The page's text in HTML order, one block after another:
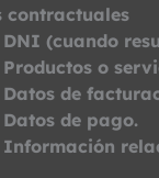
contractuales
DNI (cuando
Productos o
Datos de
Datos de pago.
Información